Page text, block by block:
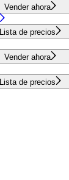
Vender ahora
Lista de precios
Vender ahora
Lista de precios